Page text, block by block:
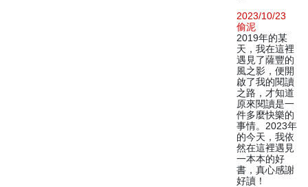
2023/10/23
偷泥
2019年的某
天，我在這裡
遇見了薩豐的
風之影，便開
啟了我的閱讀
之路，才知道
原來閱讀是一
件多麼快樂的
事情。2023年
的今天，我依
然在這裡遇見
一本本的好
書，真心感謝
好讀！